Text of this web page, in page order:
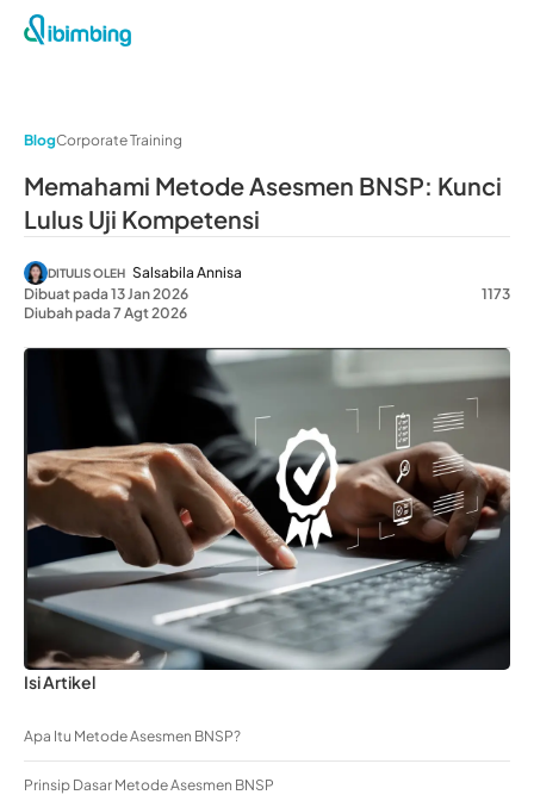
BlogCorporate Training
Memahami Metode Asesmen BNSP: Kunci
Lulus Uji Kompetensi
DITULIS OLEH Salsabila Annisa
Dibuat pada 13 Jan 2026
Diubah pada 7 Agt 2026
1173
Isi Artikel
Apa Itu Metode Asesmen BNSP?
Prinsip Dasar Metode Asesmen BNSP